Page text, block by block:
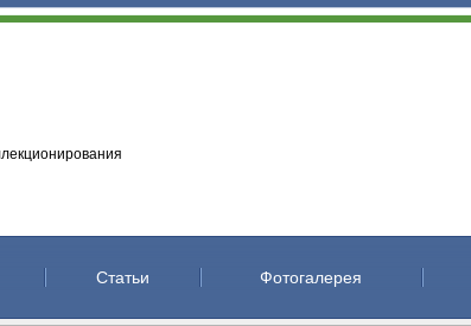
Статьи Фотогалерея